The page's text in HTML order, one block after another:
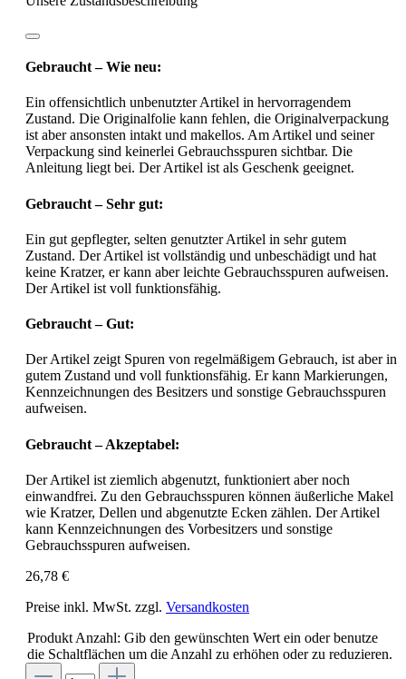
Gebraucht – Wie neu:
Ein offensichtlich unbenutzter Artikel in hervorragendem
Zustand. Die Originalfolie kann fehlen, die Originalverpackung
ist aber ansonsten intakt und makellos. Am Artikel und seiner
Verpackung sind keinerlei Gebrauchsspuren sichtbar. Die
Anleitung liegt bei. Der Artikel ist als Geschenk geeignet.
Gebraucht – Sehr gut:
Ein gut gepflegter, selten genutzter Artikel in sehr gutem
Zustand. Der Artikel ist vollständig und unbeschädigt und hat
keine Kratzer, er kann aber leichte Gebrauchsspuren aufweisen.
Der Artikel ist voll funktionsfähig.
Gebraucht – Gut:
Der Artikel zeigt Spuren von regelmäßigem Gebrauch, ist aber in
gutem Zustand und voll funktionsfähig. Er kann Markierungen,
Kennzeichnungen des Besitzers und sonstige Gebrauchsspuren
aufweisen.
Gebraucht – Akzeptabel:
Der Artikel ist ziemlich abgenutzt, funktioniert aber noch
einwandfrei. Zu den Gebrauchsspuren können äußerliche Makel
wie Kratzer, Dellen und abgenutzte Ecken zählen. Der Artikel
kann Kennzeichnungen des Vorbesitzers und sonstige
Gebrauchsspuren aufweisen.
26,78 €
Preise inkl. MwSt. zzgl. Versandkosten
Produkt Anzahl: Gib den gewünschten Wert ein oder benutze
die Schaltflächen um die Anzahl zu erhöhen oder zu reduzieren.